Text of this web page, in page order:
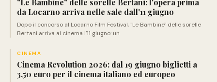
da Locarno arriva nelle sale dall'11 giugno
Dopo il concorso al Locarno Film Festival, "Le Bambine" delle sorelle
Bertani arriva al cinema l'11 giugno: un
CINEMA
Cinema Revolution 2026: dal 19 giugno biglietti a
3,50 euro per il cinema italiano ed europeo